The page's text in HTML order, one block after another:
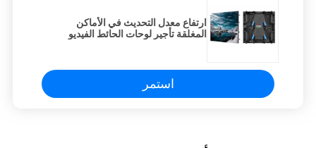
ارتفاع معدل التحديث في الأماكن
المغلقة تأجير لوحات الحائط الفيديو
استمر